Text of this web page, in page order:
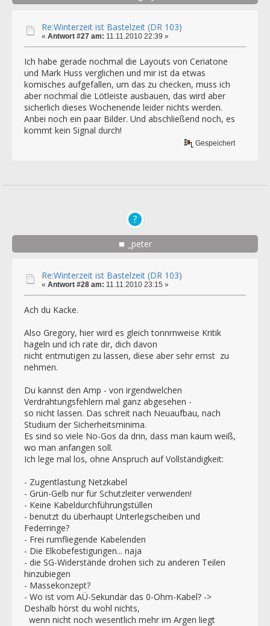
Re:Winterzeit ist Bastelzeit (DR 103)
« Antwort #27 am: 11.11.2010 22:39 »
Ich habe gerade nochmal die Layouts von Ceriatone
und Mark Huss verglichen und mir ist da etwas
komisches aufgefallen, um das zu checken, muss ich
aber nochmal die Lötleiste ausbauen, das wird aber
sicherlich dieses Wochenende leider nichts werden.
Anbei noch ein paar Bilder. Und abschließend noch, es
kommt kein Signal durch!
Gespeichert
_peter
Re:Winterzeit ist Bastelzeit (DR 103)
« Antwort #28 am: 11.11.2010 23:15 »
Ach du Kacke.
Also Gregory, hier wird es gleich tonnrnweise Kritik
hageln und ich rate dir, dich davon
nicht entmutigen zu lassen, diese aber sehr ernst zu
nehmen.
Du kannst den Amp - von irgendwelchen
Verdrahtungsfehlern mal ganz abgesehen -
so nicht lassen. Das schreit nach Neuaufbau, nach
Studium der Sicherheitsminima.
Es sind so viele No-Gos da drin, dass man kaum weiß,
wo man anfangen soll.
Ich lege mal los, ohne Anspruch auf Vollständigkeit:
- Zugentlastung Netzkabel
- Grün-Gelb nur für Schutzleiter verwenden!
- Keine Kabeldurchführungstüllen
- benutzt du überhaupt Unterlegscheiben und
Federringe?
- Frei rumfliegende Kabelenden
- Die Elkobefestigungen... naja
- die SG-Widerstände drohen sich zu anderen Teilen
hinzubiegen
- Massekonzept?
- Wo ist vom AÜ-Sekundär das 0-Ohm-Kabel? ->
Deshalb hörst du wohl nichts,
wenn nicht noch wesentlich mehr im Argen liegt